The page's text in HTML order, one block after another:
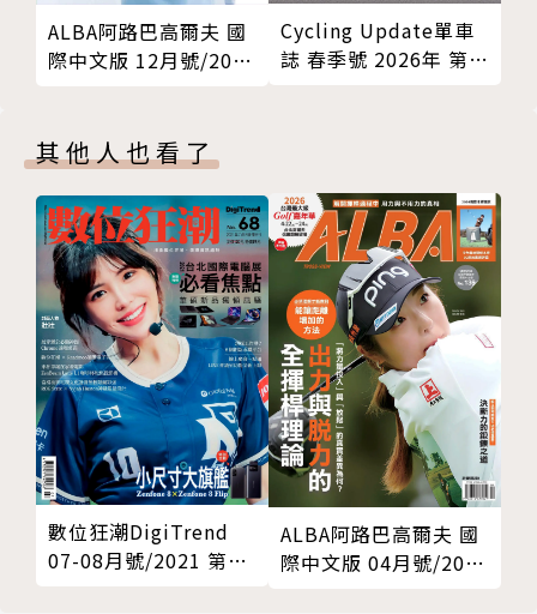
ALBA阿路巴高爾夫 國
際中文版 12月號/2020
Cycling Update單車
誌 春季號 2026年 第
其他人也看了
數位狂潮DigiTrend
07-08月號/2021 第68
ALBA阿路巴高爾夫 國
際中文版 04月號/2026